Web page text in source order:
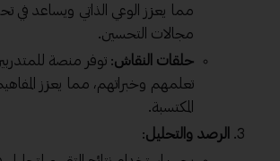
مما يعزز الوعي الذاتي ويساعد في
مجالات التحسين.
حلقات النقاش: توفر منصة
تعلمهم وخبراتهم، مما يعزز
المكتسبة.
الرصد والتحليل: